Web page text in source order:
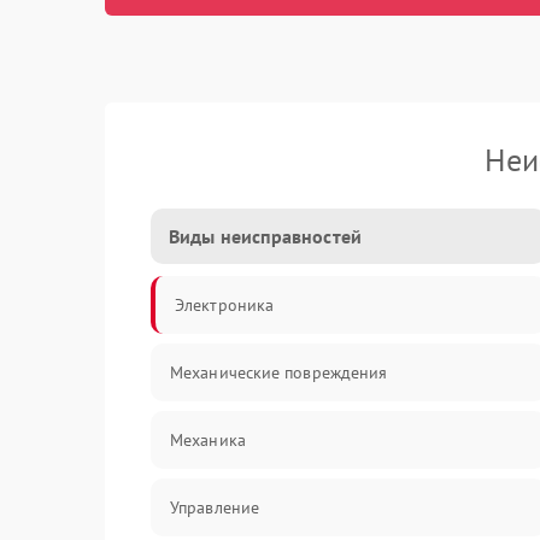
Виды неисправностей
Электроника
Механические повреждения
Механика
Управление